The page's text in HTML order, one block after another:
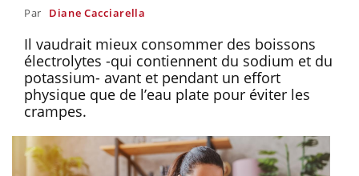
Par Diane Cacciarella
Il vaudrait mieux consommer des boissons
électrolytes -qui contiennent du sodium et du
potassium- avant et pendant un effort
physique que de l’eau plate pour éviter les
crampes.